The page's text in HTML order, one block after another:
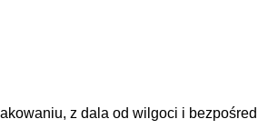
z dala od wilgoci i